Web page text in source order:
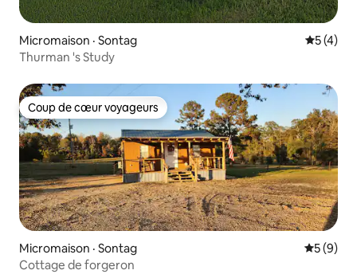
Micromaison · Sontag Note
5 (4)
Thurman 's Study
Coup de cœur voyageurs
Coup de cœur voyageurs
Micromaison · Sontag Note
5 (9)
Cottage de forgeron